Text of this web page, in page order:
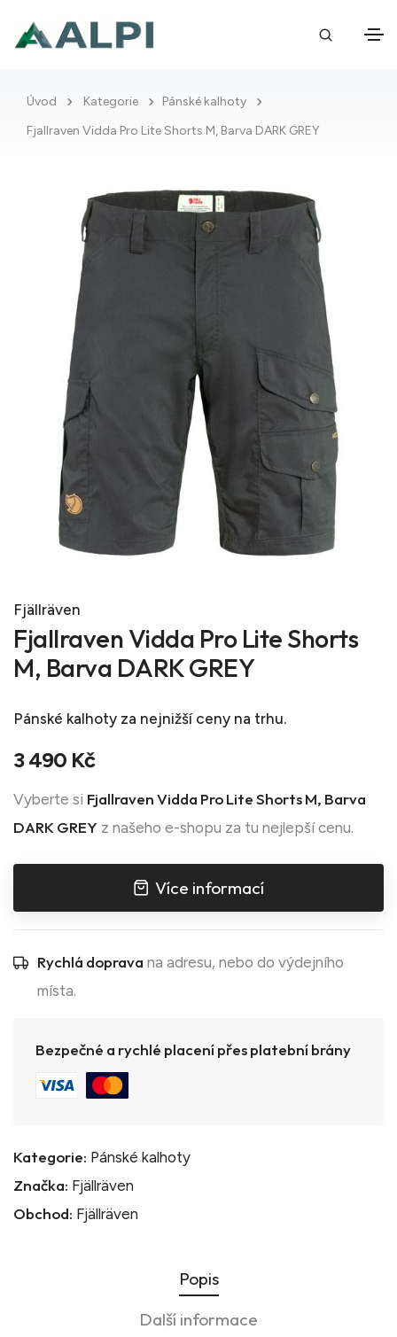
Úvod Kategorie
Pánské kalhoty
Fjallraven Vidda Pro Lite Shorts M, Barva DARK GREY
Fjällräven
Fjallraven Vidda Pro Lite Shorts
M, Barva DARK GREY
Pánské kalhoty za nejnižší ceny na trhu.
3 490 Kč
Vyberte si Fjallraven Vidda Pro Lite Shorts M, Barva
DARK GREY z našeho e-shopu za tu nejlepší cenu.
Více informací
Rychlá doprava na adresu, nebo do výdejního
místa.
Bezpečné a rychlé placení přes platební brány
Kategorie: Pánské kalhoty
Značka: Fjällräven
Obchod: Fjällräven
Popis
Další informace